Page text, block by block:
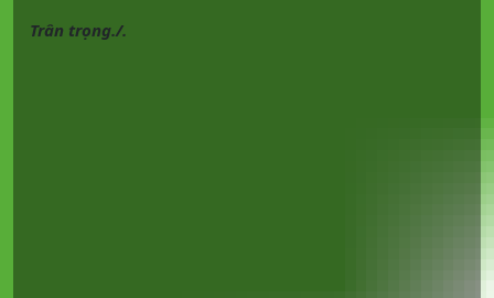
Trân trọng./.